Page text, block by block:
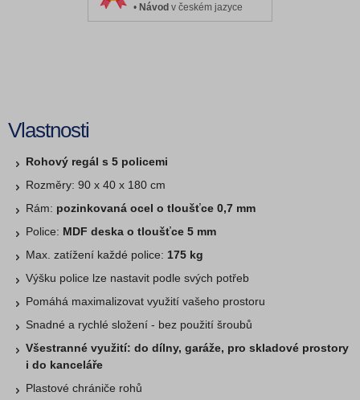
• Návodv českém jazyce
Vlastnosti
Rohový regál s 5 policemi
Rozměry: 90 x 40 x 180 cm
Rám: pozinkovaná ocel o tloušťce 0,7 mm
Police: MDF deska o tloušťce 5 mm
Max. zatížení každé police: 175 kg
Výšku police lze nastavit podle svých potřeb
Pomáhá maximalizovat využití vašeho prostoru
Snadné a rychlé složení - bez použití šroubů
Všestranné využití: do dílny, garáže, pro skladové prostory
i do kanceláře
Plastové chrániče rohů